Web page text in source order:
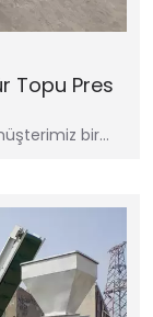
Topu Pres
bir…